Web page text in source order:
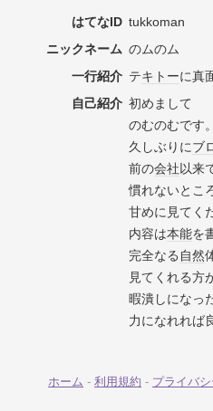
はてなID tukkoman
ニックネーム のムのム
一行紹介 テキトーに真
自己紹介 初めまして
のむのむです。
久しぶりにブ
前の会社以来
慣れないとこ
甘めに見てく
内容は本能を
完全なる 自然
見てくれる方
暇潰しになっ
力になれれば
ホーム - 利用規約 - プライバ